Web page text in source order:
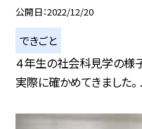
公開日 2022/12/20
できごと
４年生の社会科見学の様
実際に確かめてきました。